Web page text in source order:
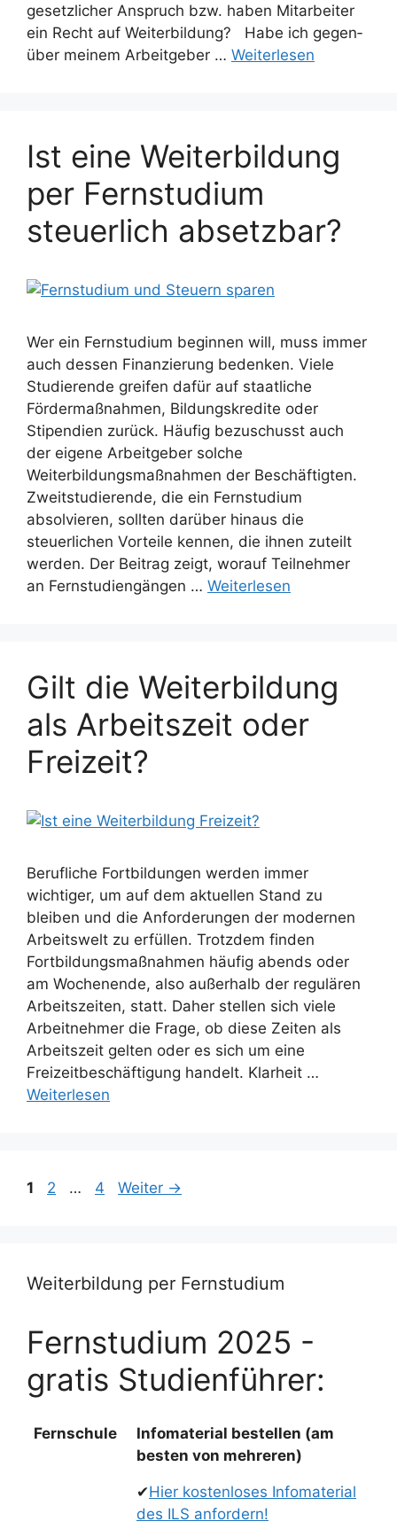
gesetzlicher Anspruch bzw. haben Mitarbeiter
ein Recht auf Weiterbildung? Habe ich gegen­
über meinem Arbeit­geber … Weiterlesen
Ist eine Weiterbildung
per Fernstudium
steuerlich absetzbar?
Wer ein Fernstudium beginnen will, muss immer
auch dessen Finanzierung bedenken. Viele
Studierende greifen dafür auf staatliche
Fördermaßnahmen, Bildungskredite oder
Stipendien zurück. Häufig bezuschusst auch
der eigene Arbeitgeber solche
Weiterbildungsmaßnahmen der Beschäftigten.
Zweitstudierende, die ein Fernstudium
absolvieren, sollten darüber hinaus die
steuerlichen Vorteile kennen, die ihnen zuteilt
werden. Der Beitrag zeigt, worauf Teilnehmer
an Fernstudiengängen … Weiterlesen
Gilt die Weiterbildung
als Arbeitszeit oder
Freizeit?
Berufliche Fortbildungen werden immer
wichtiger, um auf dem aktuellen Stand zu
bleiben und die Anforderungen der modernen
Arbeitswelt zu erfüllen. Trotzdem finden
Fortbildungsmaßnahmen häufig abends oder
am Wochenende, also außerhalb der regulären
Arbeitszeiten, statt. Daher stellen sich viele
Arbeitnehmer die Frage, ob diese Zeiten als
Arbeitszeit gelten oder es sich um eine
Freizeitbeschäftigung handelt. Klarheit …
Weiterlesen
Seite
1 Seite
2 … Seite
4 Weiter →
Weiterbildung per Fernstudium
Fernstudium 2025 -
gratis Studienführer:
Fernschule
Infomaterial bestellen (am
besten von mehreren)
✔Hier kostenloses Infomaterial
des ILS anfordern!